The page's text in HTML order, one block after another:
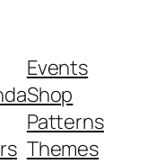
Events
Shop
Patterns
Themes